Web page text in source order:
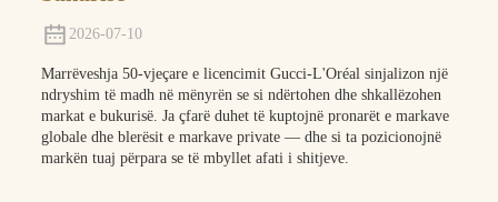
2026-07-10
Marrëveshja 50-vjeçare e licencimit Gucci-L'Oréal sinjalizon një
ndryshim të madh në mënyrën se si ndërtohen dhe shkallëzohen
markat e bukurisë. Ja çfarë duhet të kuptojnë pronarët e markave
globale dhe blerësit e markave private — dhe si ta pozicionojnë
markën tuaj përpara se të mbyllet afati i shitjeve.